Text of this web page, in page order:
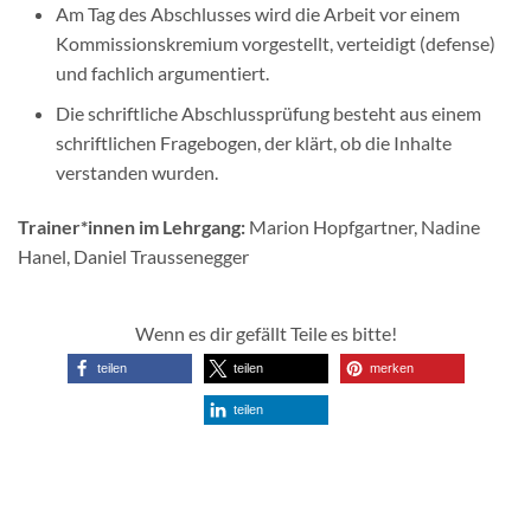
Am Tag des Abschlusses wird die Arbeit vor einem
Kommissionskremium vorgestellt, verteidigt (defense)
und fachlich argumentiert.
Die schriftliche Abschlussprüfung besteht aus einem
schriftlichen Fragebogen, der klärt, ob die Inhalte
verstanden wurden.
Trainer*innen im Lehrgang: Marion Hopfgartner, Nadine
Hanel, Daniel Traussenegger
Wenn es dir gefällt Teile es bitte!
teilen teilen merken
teilen